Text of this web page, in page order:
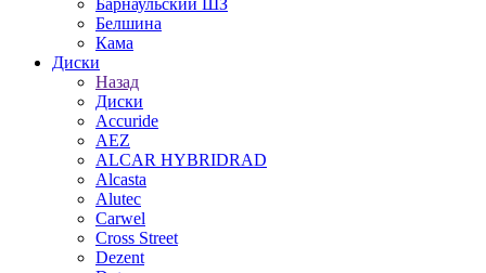
Барнаульский ШЗ
Белшина
Кама
Диски
Назад
Диски
Accuride
AEZ
ALCAR HYBRIDRAD
Alcasta
Alutec
Carwel
Cross Street
Dezent